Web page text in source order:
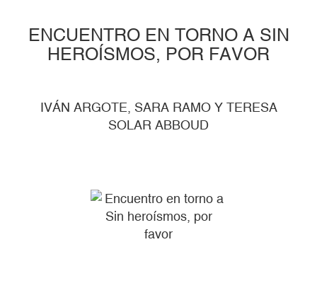
ENCUENTRO EN TORNO A SIN
HEROÍSMOS, POR FAVOR
IVÁN ARGOTE, SARA RAMO Y TERESA
SOLAR ABBOUD